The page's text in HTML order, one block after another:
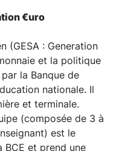
€uro
(GESA : Generation
et la politique
la Banque de
nationale. Il
et terminale.
(composée de 3 à
est le
BCE et prend une